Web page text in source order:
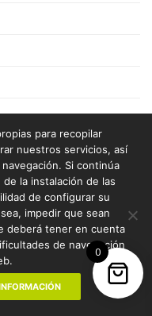
0
para recopilar
nuestros servicios, así
Si continúa
la instalación de las
de configurar su
impedir que sean
deberá tener en cuenta
de navegación